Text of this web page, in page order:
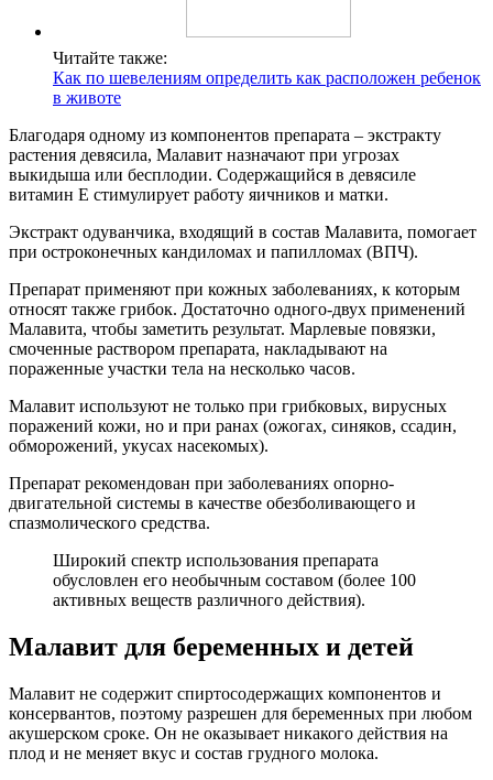
Читайте также:
Как по шевелениям определить как расположен ребенок
в животе
Благодаря одному из компонентов препарата – экстракту
растения девясила, Малавит назначают при угрозах
выкидыша или бесплодии. Содержащийся в девясиле
витамин Е стимулирует работу яичников и матки.
Экстракт одуванчика, входящий в состав Малавита, помогает
при остроконечных кандиломах и папилломах (ВПЧ).
Препарат применяют при кожных заболеваниях, к которым
относят также грибок. Достаточно одного-двух применений
Малавита, чтобы заметить результат. Марлевые повязки,
смоченные раствором препарата, накладывают на
пораженные участки тела на несколько часов.
Малавит используют не только при грибковых, вирусных
поражений кожи, но и при ранах (ожогах, синяков, ссадин,
обморожений, укусах насекомых).
Препарат рекомендован при заболеваниях опорно-
двигательной системы в качестве обезболивающего и
спазмолического средства.
Широкий спектр использования препарата
обусловлен его необычным составом (более 100
активных веществ различного действия).
Малавит для беременных и детей
Малавит не содержит спиртосодержащих компонентов и
консервантов, поэтому разрешен для беременных при любом
акушерском сроке. Он не оказывает никакого действия на
плод и не меняет вкус и состав грудного молока.